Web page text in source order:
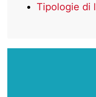
Tipologie di